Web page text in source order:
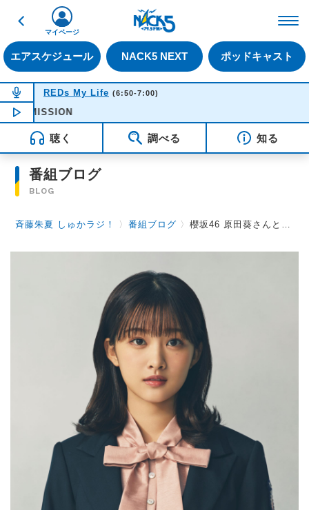
戻る
エアスケジュール NACK5 NEXT ポッドキャスト
マイページ
NOW ON AIR
REDs My Life (6:50-7:00)
NOW PLAYING
聴く 調べる 知る
番組ブログ
BLOG
斉藤朱夏 しゅかラジ！ 〉番組ブログ 〉櫻坂46 原田葵さんと松田里奈さんの「今」を表す３つの言葉